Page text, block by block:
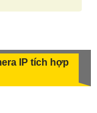
IP tích hợp